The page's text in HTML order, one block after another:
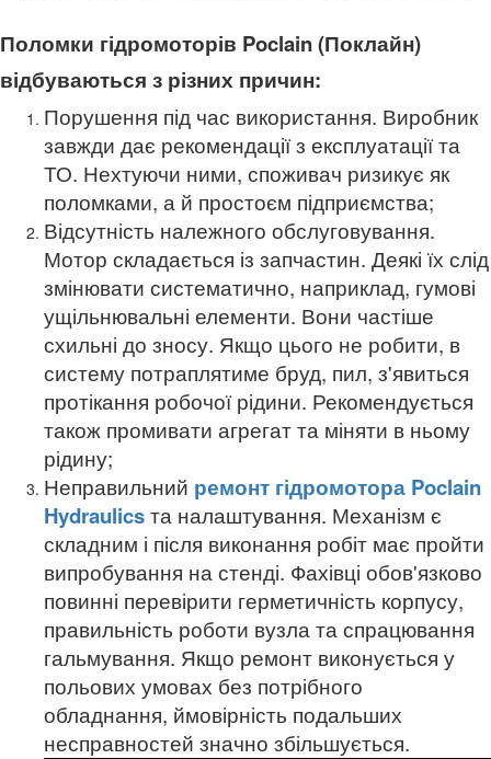
Поломки гідромоторів Poclain (Поклайн)
відбуваються з різних причин:
Порушення під час використання. Виробник
завжди дає рекомендації з експлуатації та
ТО. Нехтуючи ними, споживач ризикує як
поломками, а й простоєм підприємства;
Відсутність належного обслуговування.
Мотор складається із запчастин. Деякі їх слід
змінювати систематично, наприклад, гумові
ущільнювальні елементи. Вони частіше
схильні до зносу. Якщо цього не робити, в
систему потраплятиме бруд, пил, з'явиться
протікання робочої рідини. Рекомендується
також промивати агрегат та міняти в ньому
рідину;
Неправильний ремонт гідромотора Poclain
Hydraulicsта налаштування. Механізм є
складним і після виконання робіт має пройти
випробування на стенді. Фахівці обов'язково
повинні перевірити герметичність корпусу,
правильність роботи вузла та спрацювання
гальмування. Якщо ремонт виконується у
польових умовах без потрібного
обладнання, ймовірність подальших
несправностей значно збільшується.